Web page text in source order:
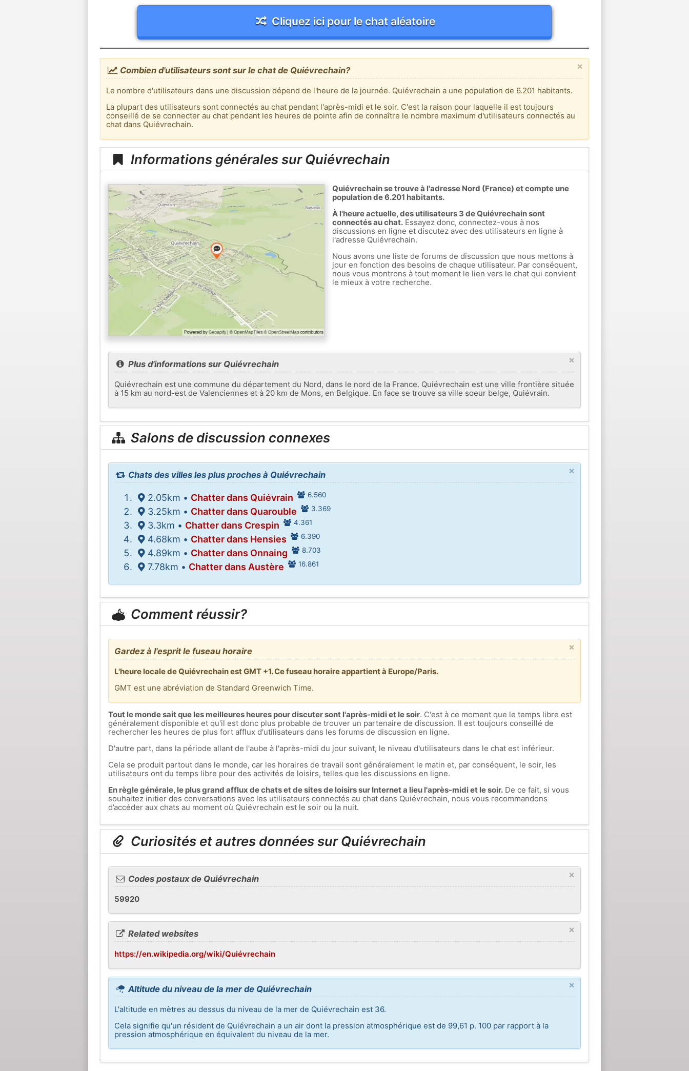
Cliquez ici pour le chat aléatoire
×
Combien d'utilisateurs sont sur le chat de Quiévrechain?
Le nombre d'utilisateurs dans une discussion dépend de l'heure de la journée. Quiévrechain a une population de 6.201 habitants.
La plupart des utilisateurs sont connectés au chat pendant l'après-midi et le soir. C'est la raison pour laquelle il est toujours
conseillé de se connecter au chat pendant les heures de pointe afin de connaître le nombre maximum d'utilisateurs connectés au
chat dans Quiévrechain.
Informations générales sur Quiévrechain
Quiévrechain se trouve à l'adresse Nord (France) et compte une
population de 6.201 habitants.
À l'heure actuelle, des utilisateurs 3 de Quiévrechain sont
connectés au chat.Essayez donc, connectez-vous à nos
discussions en ligne et discutez avec des utilisateurs en ligne à
l'adresse Quiévrechain.
Nous avons une liste de forums de discussion que nous mettons à
jour en fonction des besoins de chaque utilisateur. Par conséquent,
nous vous montrons à tout moment le lien vers le chat qui convient
le mieux à votre recherche.
×
Plus d'informations sur Quiévrechain
Quiévrechain est une commune du département du Nord, dans le nord de la France. Quiévrechain est une ville frontière située
à 15 km au nord-est de Valenciennes et à 20 km de Mons, en Belgique. En face se trouve sa ville soeur belge, Quiévrain.
Salons de discussion connexes
×
Chats des villes les plus proches à Quiévrechain
2.05km • Chatter dans Quiévrain 6.560
3.25km • Chatter dans Quarouble 3.369
3.3km • Chatter dans Crespin 4.361
4.68km • Chatter dans Hensies 6.390
4.89km • Chatter dans Onnaing 8.703
7.78km • Chatter dans Austère 16.861
Comment réussir?
×
Gardez à l'esprit le fuseau horaire
L'heure locale de Quiévrechain est GMT +1. Ce fuseau horaire appartient à Europe/Paris.
GMT est une abréviation de Standard Greenwich Time.
Tout le monde sait que les meilleures heures pour discuter sont l'après-midi et le soir. C'est à ce moment que le temps libre est
généralement disponible et qu'il est donc plus probable de trouver un partenaire de discussion. Il est toujours conseillé de
rechercher les heures de plus fort afflux d'utilisateurs dans les forums de discussion en ligne.
D'autre part, dans la période allant de l'aube à l'après-midi du jour suivant, le niveau d'utilisateurs dans le chat est inférieur.
Cela se produit partout dans le monde, car les horaires de travail sont généralement le matin et, par conséquent, le soir, les
utilisateurs ont du temps libre pour des activités de loisirs, telles que les discussions en ligne.
En règle générale, le plus grand afflux de chats et de sites de loisirs sur Internet a lieu l'après-midi et le soir.De ce fait, si vous
souhaitez initier des conversations avec les utilisateurs connectés au chat dans Quiévrechain, nous vous recommandons
d’accéder aux chats au moment où Quiévrechain est le soir ou la nuit.
Curiosités et autres données sur Quiévrechain
×
Codes postaux de Quiévrechain
59920
×
Related websites
https://en.wikipedia.org/wiki/Quiévrechain
×
Altitude du niveau de la mer de Quiévrechain
L'altitude en mètres au dessus du niveau de la mer de Quiévrechain est 36.
Cela signifie qu'un résident de Quiévrechain a un air dont la pression atmosphérique est de 99,61 p. 100 par rapport à la
pression atmosphérique en équivalent du niveau de la mer.